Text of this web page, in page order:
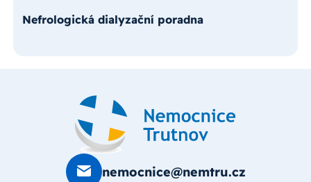
Nefrologická dialyzační poradna
nemocnice@nemtru.cz